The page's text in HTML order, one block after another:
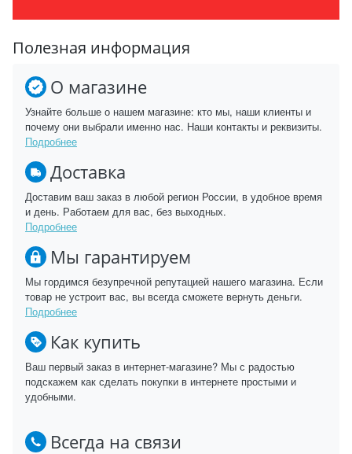
Полезная информация
О магазине
Узнайте больше о нашем магазине: кто мы, наши клиенты и
почему они выбрали именно нас. Наши контакты и реквизиты.
Подробнее
Доставка
Доставим ваш заказ в любой регион России, в удобное время
и день. Работаем для вас, без выходных.
Подробнее
Мы гарантируем
Мы гордимся безупречной репутацией нашего магазина. Если
товар не устроит вас, вы всегда сможете вернуть деньги.
Подробнее
Как купить
Ваш первый заказ в интернет-магазине? Мы с радостью
подскажем как сделать покупки в интернете простыми и
удобными.
Всегда на связи